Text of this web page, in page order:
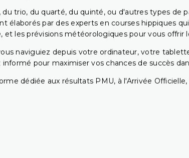
trio, du quarté, du quinté, ou d'autres types de
élaborés par des experts en courses hippiques
et les prévisions météorologiques pour vous offrir
naviguiez depuis votre ordinateur, votre
pour maximiser vos chances de succès
dédiée aux résultats PMU, à l'Arrivée